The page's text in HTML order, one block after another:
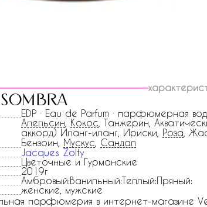
EDP · Eau de Parfum · парфюмерная
Апельсин Кокос , Танжерин,
аккорд) Иланг-иланг, Ириски, Роза ,
Бензоин, Мускус Сандал
Jacques Zolty
Цветочные и Гурманские
2019г
Амбровый:Ванильный:Теплый:Пряный:
женские, мужские
парфюмерия в интернет-магазине